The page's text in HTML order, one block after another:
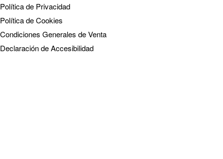
Política de Privacidad
Política de Cookies
Condiciones Generales de Venta
Declaración de Accesibilidad